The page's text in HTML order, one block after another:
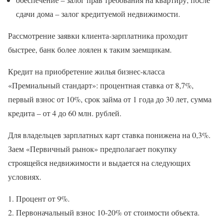
сдачи дома – залог кредитуемой недвижимости.
Рассмотрение заявки клиента-зарплатника проходит
быстрее, банк более лоялен к таким заемщикам.
Кредит на приобретение жилья бизнес-класса
«Премиальный стандарт»: процентная ставка от 8,7%,
первый взнос от 10%, срок займа от 1 года до 30 лет, сумма
кредита – от 4 до 60 млн. рублей.
Для владельцев зарплатных карт ставка понижена на 0,3%.
Заем «Первичный рынок» предполагает покупку
строящейся недвижимости и выдается на следующих
условиях.
Процент от 9%.
Первоначальный взнос 10-20% от стоимости объекта.